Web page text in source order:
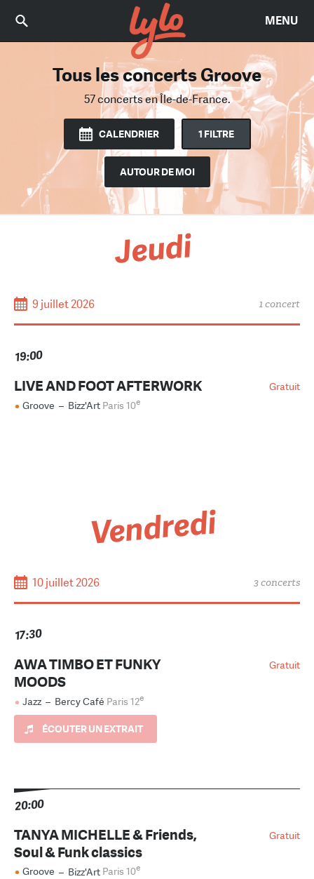
MENU
Tous les concerts Groove
57 concertsen Île-de-France.
Trouvez le bon concert
Parmi 2476 concertsen Île-de-France.
CALENDRIER 1 FILTRE
AUTOUR DE MOI
Jeudi
9 juillet 2026 1 concert
19:00
Gratuit
LIVE AND FOOT AFTERWORK
Groove – Bizz'Art Paris 10e
Vendredi
10 juillet 2026 3 concerts
17:30
Gratuit
AWA TIMBO ET FUNKY
MOODS
Jazz – Bercy Café Paris 12e
ÉCOUTER UN EXTRAIT
20:00
Gratuit
TANYA MICHELLE & Friends,
Soul & Funk classics
Groove – Bizz'Art Paris 10e